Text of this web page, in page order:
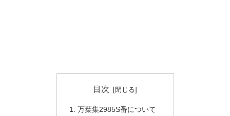
目次
万葉集2985S番について